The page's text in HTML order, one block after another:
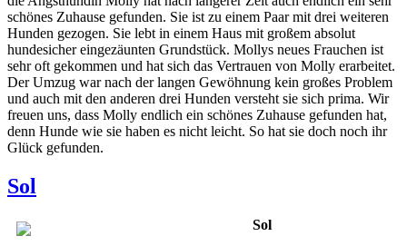
schönes Zuhause gefunden. Sie ist zu einem Paar mit drei weiteren
Hunden gezogen. Sie lebt in einem Haus mit großem absolut
hundesicher eingezäunten Grundstück. Mollys neues Frauchen ist
sehr oft gekommen und hat sich das Vertrauen von Molly erarbeitet.
Der Umzug war nach der langen Gewöhnung kein großes Problem
und auch mit den anderen drei Hunden versteht sie sich prima. Wir
freuen uns, dass Molly endlich ein schönes Zuhause gefunden hat,
denn Hunde wie sie haben es nicht leicht. So hat sie doch noch ihr
Glück gefunden.
Sol
Sol